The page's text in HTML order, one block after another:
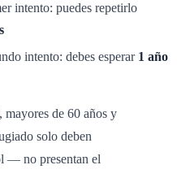
intento: puedes repetirlo
intento: debes esperar 1 año
mayores de 60 años y
solo deben
— no presentan el